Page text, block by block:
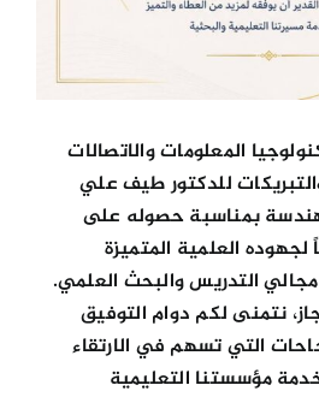
المعلومات والاتصالات
للدكتور طيف علي
بمناسبة حصوله على
لجهوده العلمية المتميزة
التدريس والبحث العلمي.
نتمنى لكم دوام التوفيق
التي تسهم في الارتقاء
مؤسستنا التعليمية